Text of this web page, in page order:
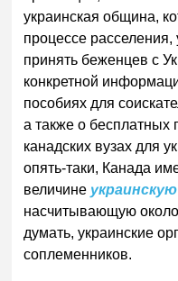
украинская община,
процессе расселения,
принять беженцев с
конкретной
пособиях для
а также о бесплатных
канадских вузах для
опять-таки, Канада
величине
насчитывающую
думать, украинские
соплеменников.